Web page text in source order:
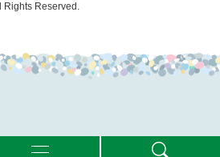
Rights Reserved.